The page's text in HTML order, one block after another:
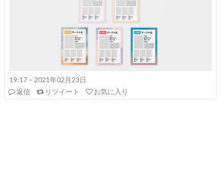
19:17 – 2021年02月23日
返信
リツイート お気に入り